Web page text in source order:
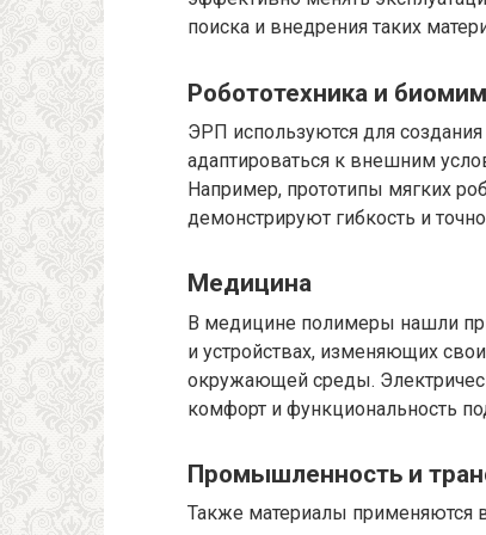
поиска и внедрения таких
Робототехника и
ЭРП используются для
адаптироваться к внешним
Например, прототипы мягких
демонстрируют гибкость и
Медицина
В медицине полимеры нашли
и устройствах, изменяющих
окружающей среды.
комфорт и функциональность
Промышленность и
Также материалы применяются